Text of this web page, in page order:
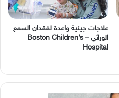
‬الوراثي – Boston Children’s
Hospital